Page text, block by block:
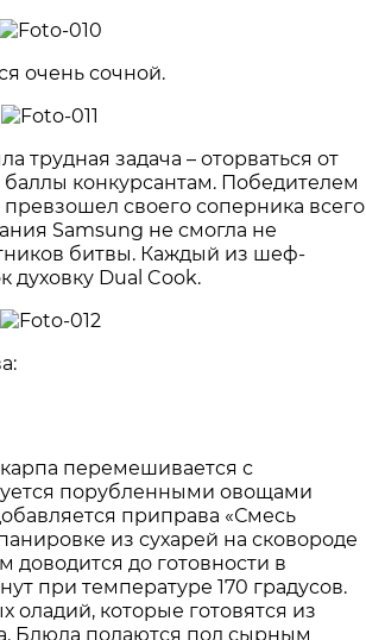
очень сочной.
трудная задача – оторваться от
конкурсантам. Победителем
своего соперника всего
Samsung не смогла не
битвы. Каждый из шеф-
духовку Dual Cook.
перемешивается с
порубленными овощами
приправа «Смесь
из сухарей на сковороде
доводится до готовности в
при температуре 170 градусов.
оладий, которые готовятся из
Блюда подаются под сырным